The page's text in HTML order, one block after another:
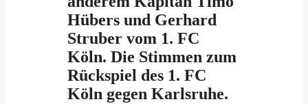
Hübers und Gerhard
Struber vom 1. FC
Köln. Die Stimmen zum
Rückspiel des 1. FC
Köln gegen Karlsruhe.